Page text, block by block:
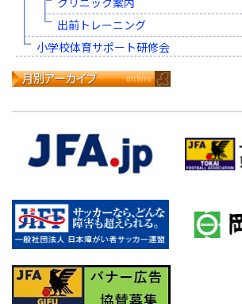
出前トレーニング
小学校体育サポート研修会